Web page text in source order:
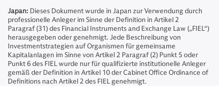
Japan: Dieses Dokument wurde in Japan zur Verwendung durch
professionelle Anleger im Sinne der Definition in Artikel 2
Paragraf (31) des Financial Instruments and Exchange Law („FIEL“)
herausgegeben oder genehmigt. Jede Beschreibung von
Investmentstrategien auf Organismen für gemeinsame
Kapitalanlagen im Sinne von Artikel 2 Paragraf (2) Punkt 5 oder
Punkt 6 des FIEL wurde nur für qualifizierte institutionelle Anleger
gemäß der Definition in Artikel 10 der Cabinet Office Ordinance of
Definitions nach Artikel 2 des FIEL genehmigt.